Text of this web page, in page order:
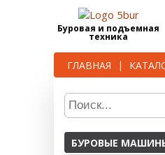
Буровая и подъемная
техника
ГЛАВНАЯ
БУРОВЫЕ